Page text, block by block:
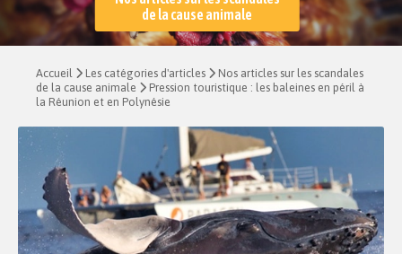
de la cause animale
Accueil Les catégories d'articles
Nos articles sur les scandales
de la cause animale
Pression touristique : les baleines en péril à
la Réunion et en Polynésie